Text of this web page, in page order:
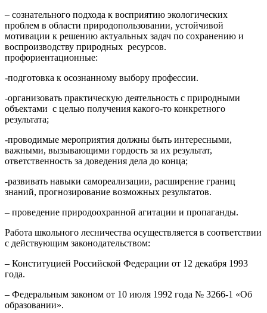
– сознательного подхода к восприятию экологических
проблем в области природопользовании, устойчивой
мотивации к решению актуальных задач по сохранению и
воспроизводству природных ресурсов.
профориентационные:
-подготовка к осознанному выбору профессии.
-организовать практическую деятельность с природными
объектами с целью получения какого-то конкретного
результата;
-проводимые мероприятия должны быть интересными,
важными, вызывающими гордость за их результат,
ответственность за доведения дела до конца;
-развивать навыки самореализации, расширение границ
знаний, прогнозирование возможных результатов.
– проведение природоохранной агитации и пропаганды.
Работа школьного лесничества осуществляется в соответствии
с действующим законодательством:
– Конституцией Российской Федерации от 12 декабря 1993
года.
– Федеральным законом от 10 июля 1992 года № 3266-1 «Об
образовании».